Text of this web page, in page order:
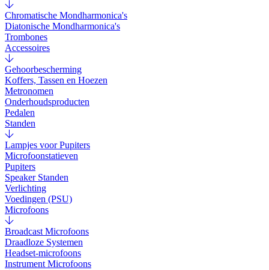
Chromatische Mondharmonica's
Diatonische Mondharmonica's
Trombones
Accessoires
Gehoorbescherming
Koffers, Tassen en Hoezen
Metronomen
Onderhoudsproducten
Pedalen
Standen
Lampjes voor Pupiters
Microfoonstatieven
Pupiters
Speaker Standen
Verlichting
Voedingen (PSU)
Microfoons
Broadcast Microfoons
Draadloze Systemen
Headset-microfoons
Instrument Microfoons